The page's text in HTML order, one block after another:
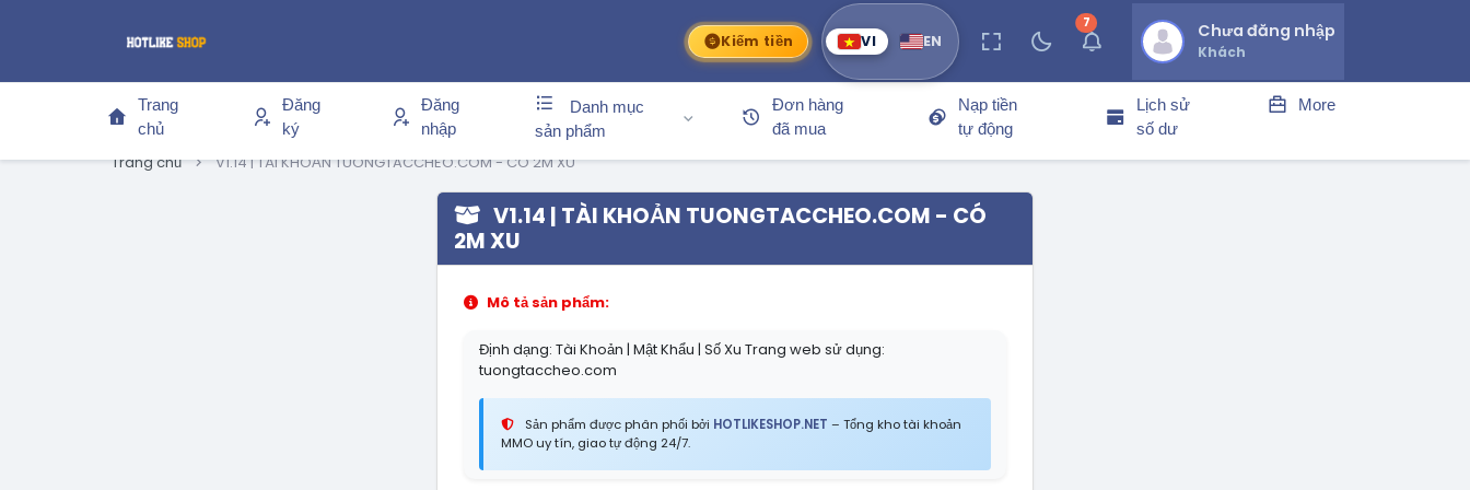
Kiếm tiền VI EN
7thông báo chưa đọcChưa đăng nhập
Khách
Trang
chủ
Đăng
ký
Đăng
nhập
Danh mục
sản phẩm
Đơn hàng
đã mua
Nạp tiền
tự động
Lịch sử
số dư
More
Trang chủ V1.14 | TÀI KHOẢN TUONGTACCHEO.COM - CÓ 2M XU
V1.14 | TÀI KHOẢN TUONGTACCHEO.COM - CÓ
2M XU
Mô tả sản phẩm:
Định dạng: Tài Khoản | Mật Khẩu | Số Xu Trang web sử dụng:
tuongtaccheo.com
Sản phẩm được phân phối bởi HOTLIKESHOP.NET – Tổng kho tài khoản
MMO uy tín, giao tự động 24/7.